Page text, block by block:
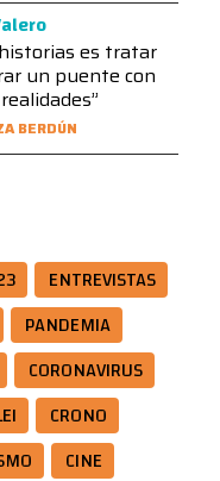
es tratar
un puente con
BERDÚN
ENTREVISTAS
PANDEMIA
CORONAVIRUS
CRONO
CINE